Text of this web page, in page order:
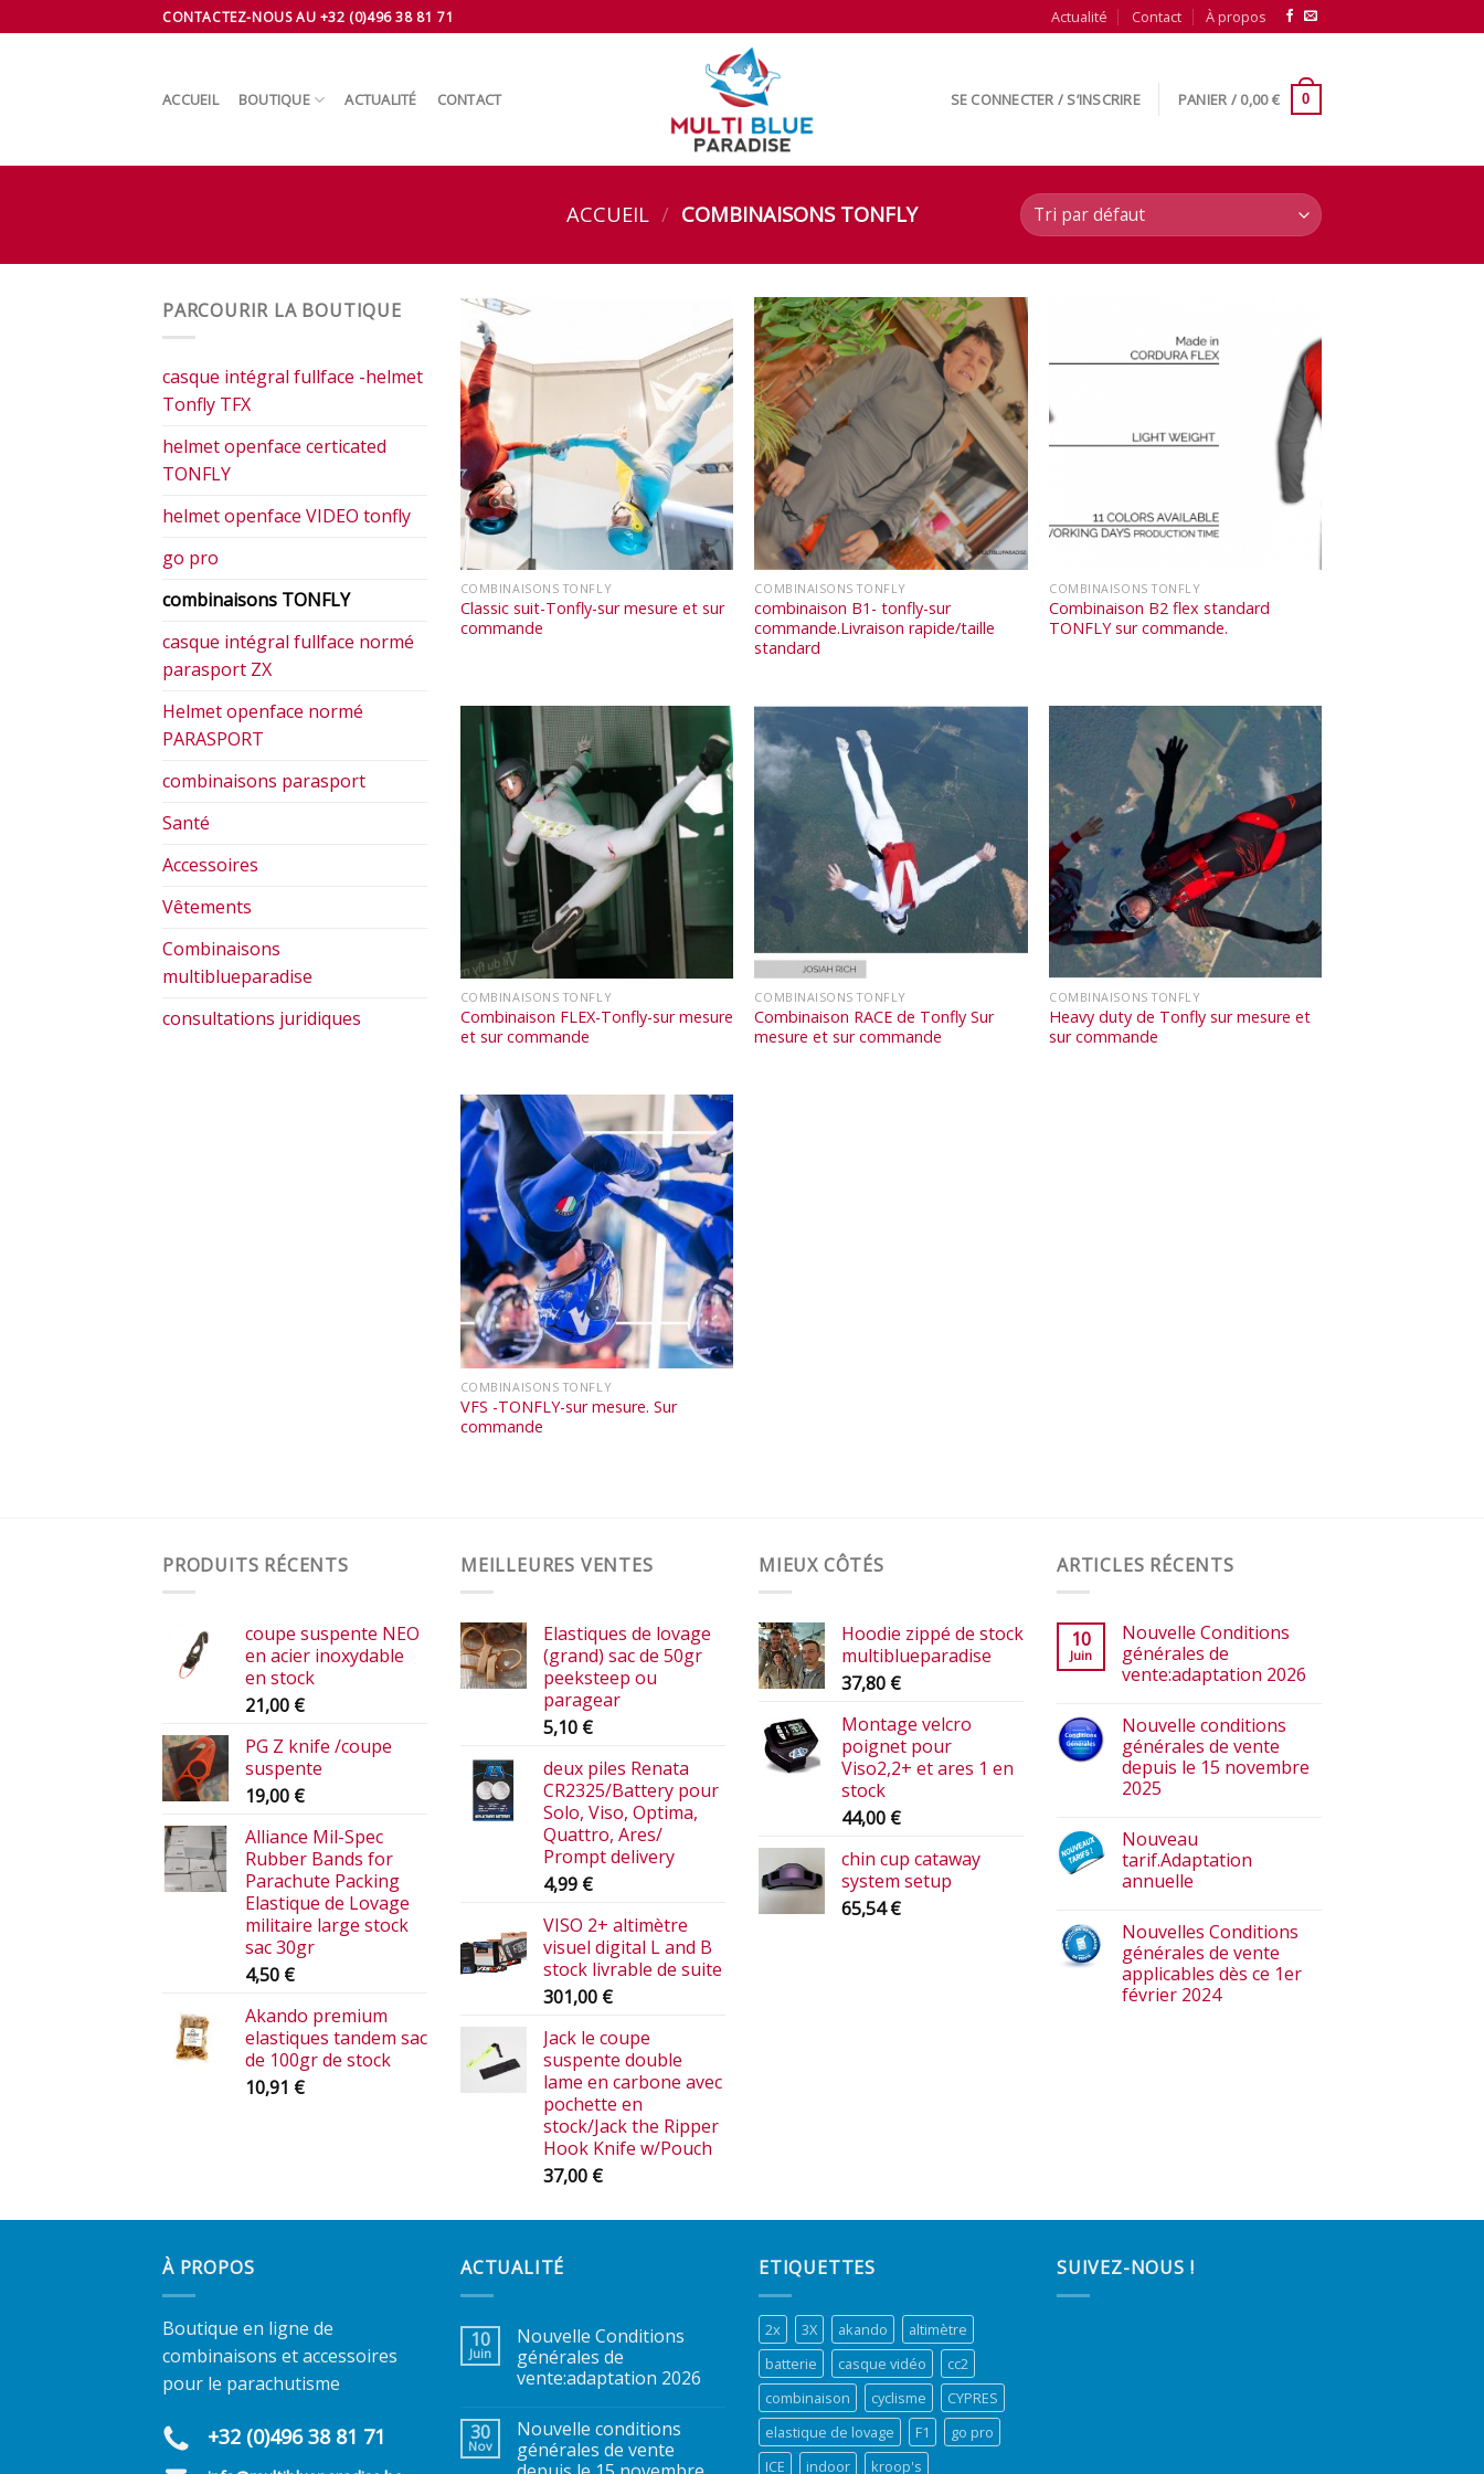
to
CONTACTEZ-NOUS AU +32 (0)496 38 81 71 Actualité Contact À propos
ACCUEIL BOUTIQUE ACTUALITÉ CONTACT SE CONNECTER / S’INSCRIRE PANIER / 0,00€ 0
ACCUEIL / COMBINAISONS TONFLY
PARCOURIR LA BOUTIQUE
casque intégral fullface -helmet
Tonfly TFX
helmet openface certicated
TONFLY
helmet openface VIDEO tonfly
go pro
combinaisons TONFLY
casque intégral fullface normé
parasport ZX
Helmet openface normé
PARASPORT
combinaisons parasport
Santé
Accessoires
Vêtements
Combinaisons
multiblueparadise
consultations juridiques
COMBINAISONS TONFLY
Classic suit-Tonfly-sur mesure et sur
commande
COMBINAISONS TONFLY
combinaison B1- tonfly-sur
commande.Livraison rapide/taille
standard
COMBINAISONS TONFLY
Combinaison B2 flex standard
TONFLY sur commande.
COMBINAISONS TONFLY
Combinaison FLEX-Tonfly-sur mesure
et sur commande
COMBINAISONS TONFLY
Combinaison RACE de Tonfly Sur
mesure et sur commande
COMBINAISONS TONFLY
Heavy duty de Tonfly sur mesure et
sur commande
COMBINAISONS TONFLY
VFS -TONFLY-sur mesure. Sur
commande
PRODUITS RÉCENTS
coupe suspente NEO
en acier inoxydable
en stock
21,00 €
PG Z knife /coupe
suspente
19,00 €
Alliance Mil-Spec
Rubber Bands for
Parachute Packing
Elastique de Lovage
militaire large stock
sac 30gr
4,50 €
Akando premium
elastiques tandem sac
de 100gr de stock
10,91 €
MEILLEURES VENTES
Elastiques de lovage
(grand) sac de 50gr
peeksteep ou
paragear
5,10 €
deux piles Renata
CR2325/Battery pour
Solo, Viso, Optima,
Quattro, Ares/
Prompt delivery
4,99 €
VISO 2+ altimètre
visuel digital L and B
stock livrable de suite
301,00 €
Jack le coupe
suspente double
lame en carbone avec
pochette en
stock/Jack the Ripper
Hook Knife w/Pouch
37,00 €
MIEUX CÔTÉS
Hoodie zippé de stock
multiblueparadise
37,80 €
Montage velcro
poignet pour
Viso2,2+ et ares 1 en
stock
44,00 €
chin cup cataway
system setup
65,54€
ARTICLES RÉCENTS
10
Juin
Nouvelle Conditions
générales de
vente:adaptation 2026
Nouvelle conditions
générales de vente
depuis le 15 novembre
2025
Nouveau
tarif.Adaptation
annuelle
Nouvelles Conditions
générales de vente
applicables dès ce 1er
février 2024
À PROPOS
Boutique en ligne de
combinaisons et accessoires
pour le parachutisme
+32 (0)496 38 81 71
ACTUALITÉ
10
Juin
Nouvelle Conditions
générales de
vente:adaptation 2026
30
Nov
Nouvelle conditions
générales de vente
ETIQUETTES
2x 3X akando
altimètre
batterie
casque vidéo
cc2
combinaison
cyclisme
CYPRES
elastique de lovage
F1
go pro
ICE
indoor
kroop's
SUIVEZ-NOUS !